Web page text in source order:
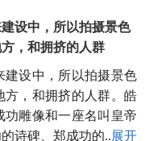
设中，所以拍摄景色
，和拥挤的人群
设中，所以拍摄景色
方，和拥挤的人群。皓
功雕像和一座名叫皇帝
诗碑、郑成功的...展开